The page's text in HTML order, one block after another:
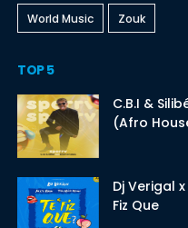
World Music Zouk
TOP 5
C.B.I &
(Afro
Dj Verigal
Fiz Que